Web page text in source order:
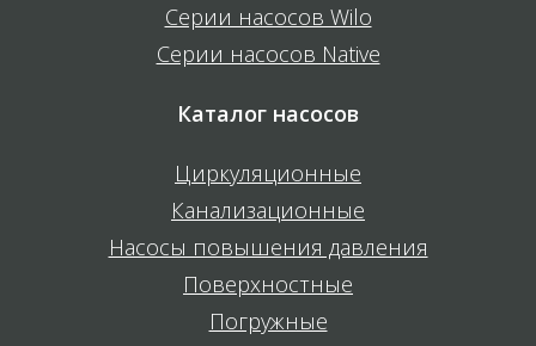
Серии насосов Wilo
Серии насосов Native
Каталог насосов
Циркуляционные
Канализационные
Насосы повышения давления
Поверхностные
Погружные